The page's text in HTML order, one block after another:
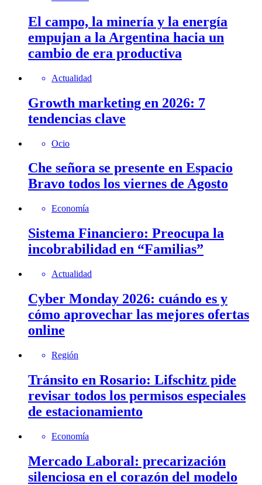
El campo, la minería y la energía
empujan a la Argentina hacia un
cambio de era productiva
Actualidad
Growth marketing en 2026: 7
tendencias clave
Ocio
Che señora se presente en Espacio
Bravo todos los viernes de Agosto
Economía
Sistema Financiero: Preocupa la
incobrabilidad en “Familias”
Actualidad
Cyber Monday 2026: cuándo es y
cómo aprovechar las mejores ofertas
online
Región
Tránsito en Rosario: Lifschitz pide
revisar todos los permisos especiales
de estacionamiento
Economía
Mercado Laboral: precarización
silenciosa en el corazón del modelo